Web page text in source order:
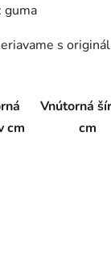
guma
s
cm
Vnútorná
cm